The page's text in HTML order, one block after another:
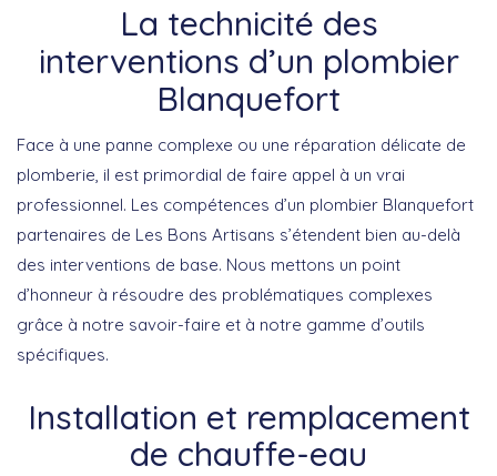
La technicité des
interventions d’un plombier
Blanquefort
Face à une panne complexe ou une réparation délicate de
plomberie, il est primordial de faire appel à un vrai
professionnel. Les compétences d’un plombier Blanquefort
partenaires de Les Bons Artisans s’étendent bien au-delà
des interventions de base. Nous mettons un point
d’honneur à résoudre des problématiques complexes
grâce à notre savoir-faire et à notre gamme d’outils
spécifiques.
Installation et remplacement
de chauffe-eau